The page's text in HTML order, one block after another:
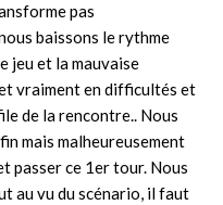
pas
baissons le rythme
jeu et la mauvaise
vraiment en difficultés et
de la rencontre.. Nous
mais malheureusement
passer ce 1er tour. Nous
au vu du scénario, il faut